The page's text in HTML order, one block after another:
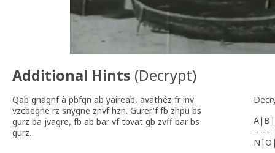
Additional Hints (Decrypt)
Qãb gnagnf à pbfgn ab yaireab, avathéz fr inv
vzcbegne rz snygne znvf hzn. Gurer'f fb zhpu bs
gurz ba jvagre, fb ab bar vf tbvat gb zvff bar bs
gurz.